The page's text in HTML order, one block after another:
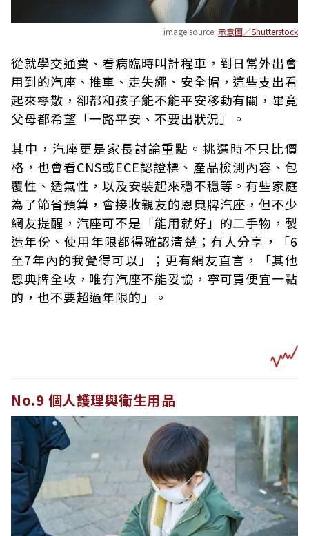
image source: 示意圖／Shutterstock
從就學交通費、看病臨時叫計程車，到日常外出會
用到的汽座、推車、走失繩、安全帽，這些支出看
起來零散，卻都和孩子能不能平安移動有關，畢竟
父母都希望「一路平安、不要出狀況」。
其中，汽座更是家長討論重點。挑選時不只比價
格，也會看CNS或ECE認證標、產品檢測內容、包
覆性、透氣性，以及安裝起來穩不穩等。有些家庭
為了節省預算，會接收親友的恩典牌汽座，但不少
網友提醒，汽座可不是「能用就好」的二手物，製
造年份、使用年限都得確認清楚；有人分享，「6
至7年內的我覺得可以」；更有網友直言，「其他
恩典牌全收，唯有汽座不能妥協，寧可買便宜一點
的，也不要超過年限的」。
No.9 個人護理與衛生用品